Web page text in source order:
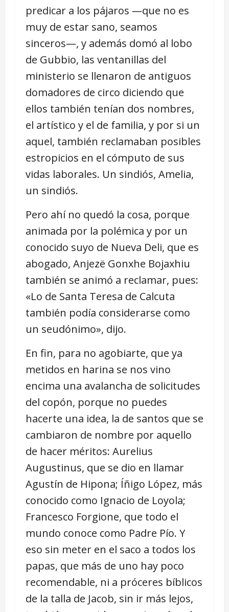
predicar a los pájaros ―que no es
muy de estar sano, seamos
sinceros―, y además domó al lobo
de Gubbio, las ventanillas del
ministerio se llenaron de antiguos
domadores de circo diciendo que
ellos también tenían dos nombres,
el artístico y el de familia, y por si un
aquel, también reclamaban posibles
estropicios en el cómputo de sus
vidas laborales. Un sindiós, Amelia,
un sindiós.
Pero ahí no quedó la cosa, porque
animada por la polémica y por un
conocido suyo de Nueva Deli, que es
abogado, Anjezë Gonxhe Bojaxhiu
también se animó a reclamar, pues:
«Lo de Santa Teresa de Calcuta
también podía considerarse como
un seudónimo», dijo.
En fin, para no agobiarte, que ya
metidos en harina se nos vino
encima una avalancha de solicitudes
del copón, porque no puedes
hacerte una idea, la de santos que se
cambiaron de nombre por aquello
de hacer méritos: Aurelius
Augustinus, que se dio en llamar
Agustín de Hipona; Íñigo López, más
conocido como Ignacio de Loyola;
Francesco Forgione, que todo el
mundo conoce como Padre Pío. Y
eso sin meter en el saco a todos los
papas, que más de uno hay poco
recomendable, ni a próceres bíblicos
de la talla de Jacob, sin ir más lejos,